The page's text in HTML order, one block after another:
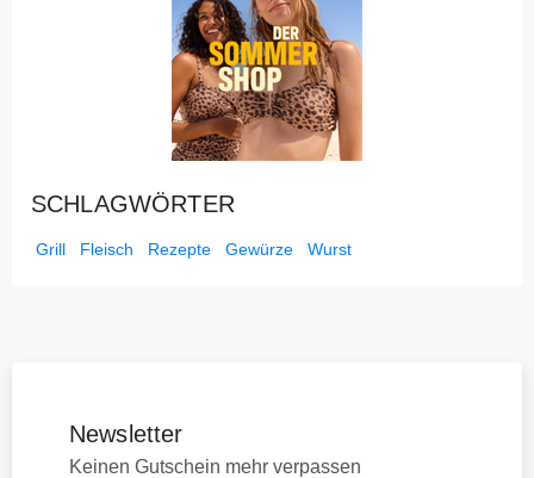
SCHLAGWÖRTER
Grill Fleisch Rezepte Gewürze Wurst
Newsletter
Keinen Gutschein mehr verpassen